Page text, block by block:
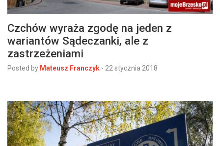
Czchów wyraża zgodę na jeden z
wariantów Sądeczanki, ale z
zastrzeżeniami
Posted by Mateusz Franczyk - 22 stycznia 2018